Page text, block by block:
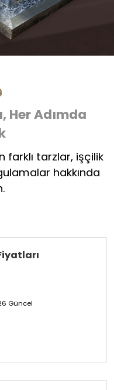
Her Adımda
farklı tarzlar, işçilik
hakkında
Güncel